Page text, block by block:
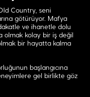
Country, seni
götürüyor. Mafya
ve ihanetle dolu
olmak kolay bir iş değil
bir hayatta kalma
başlangıcına
gel birlikte göz